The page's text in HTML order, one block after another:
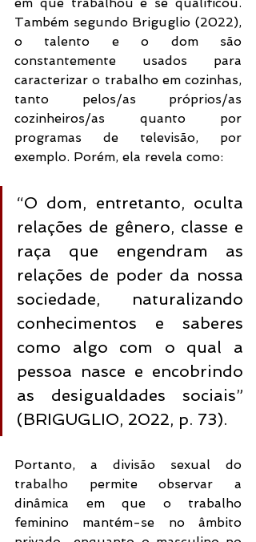
Também segundo Briguglio (2022),
o talento e o dom são
constantemente usados para
caracterizar o trabalho em cozinhas,
tanto pelos/as próprios/as
cozinheiros/as quanto por
programas de televisão, por
exemplo. Porém, ela revela como:
“O dom, entretanto, oculta
relações de gênero, classe e
raça que engendram as
relações de poder da nossa
sociedade, naturalizando
conhecimentos e saberes
como algo com o qual a
pessoa nasce e encobrindo
as desigualdades sociais”
(BRIGUGLIO, 2022, p. 73).
Portanto, a divisão sexual do
trabalho permite observar a
dinâmica em que o trabalho
feminino mantém-se no âmbito